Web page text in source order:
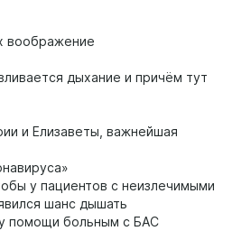
воображение
дыхание и причём тут
и Елизаветы, важнейшая
у пациентов с неизлечимыми
шанс дышать
помощи больным с БАС